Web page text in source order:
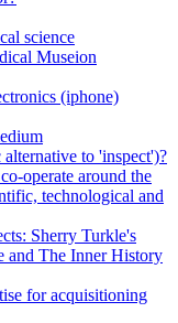
science
Museion
(iphone)
to 'inspect')?
operate around the
technological and
Sherry Turkle's
and The Inner History
for acquisitioning